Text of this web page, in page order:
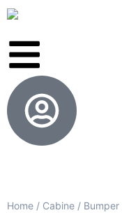
Home / Cabine / Bumper